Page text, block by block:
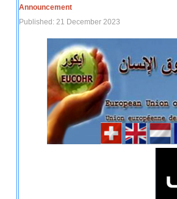
Announcement
Published: 21 December 2023